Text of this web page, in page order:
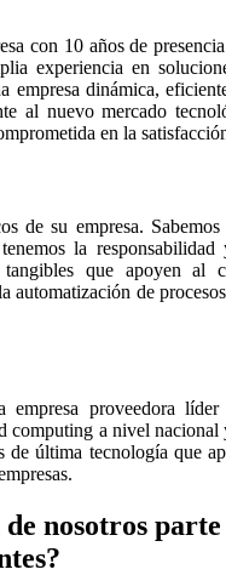
con 10 años de
experiencia en
empresa dinámica,
al nuevo mercado
en la
de su empresa.
la
tangibles que apoyen al
automatización de
empresa proveedora
computing a nivel nacional
de última tecnología que
nosotros parte